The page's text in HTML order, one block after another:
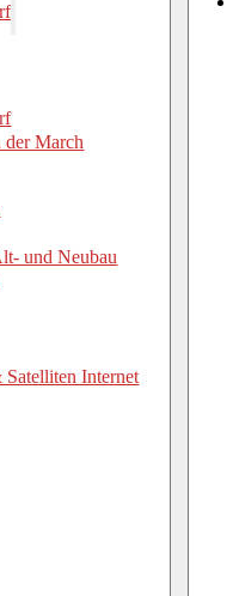
der March
und Neubau
Satelliten Internet